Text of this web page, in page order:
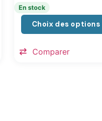
En stock
Choix des options
Comparer